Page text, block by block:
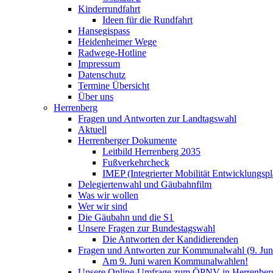
Kinderrundfahrt
Ideen für die Rundfahrt
Hansegispass
Heidenheimer Wege
Radwege-Hotline
Impressum
Datenschutz
Termine Übersicht
Über uns
Herrenberg
Fragen und Antworten zur Landtagswahl
Aktuell
Herrenberger Dokumente
Leitbild Herrenberg 2035
Fußverkehrcheck
IMEP (Integrierter Mobilität
Delegiertenwahl und Gäubahnfilm
Was wir wollen
Wer wir sind
Die Gäubahn und die S1
Unsere Fragen zur Bundestagswahl
Die Antworten der Kandidierenden
Fragen und Antworten zur Kommunalwahl (9.
Am 9. Juni waren Kommunalwahlen!